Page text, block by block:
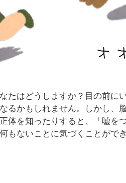
たはどうしますか？目の前に
るかもしれません。しかし、
体を知ったりすると、「嘘を
ないことに気づくことができ